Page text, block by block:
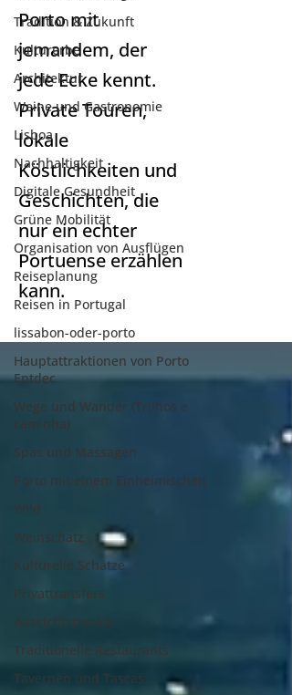
Tradition & Zukunft
Kulturerbe
Architektur
Weine und Gastronomie
Lisboa
Nachhaltigkeit
Digitale Gesundheit
Grüne Mobilität
Organisation von Ausflügen
Reiseplanung
Reisen in Portugal
lissabon-oder-porto
Hauptattraktionen von Porto
Entdec
Wege und Wander (Trilhos e
caminha)
Spas und Massagen
Porto mit einem Einheimischen
Wild
Weinschatz
Kulturelle Schätze
Privattransfers
Aussichtspunkte
Traditionelle Restaurants
Tavernen und Tascas
Porto mit
jemandem, der
jede Ecke kennt.
Private Touren,
lokale
Köstlichkeiten und
Geschichten, die
nur ein echter
Portuense erzählen
kann.